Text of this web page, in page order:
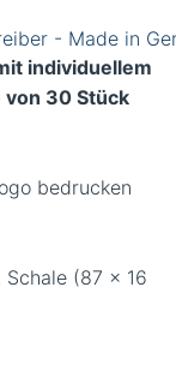
- Made in
individuellem
30 Stück
bedrucken
(87 x 16